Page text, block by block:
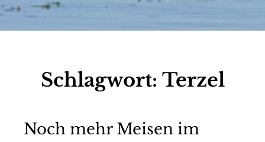
Schlagwort: Terzel
Noch mehr Meisen im